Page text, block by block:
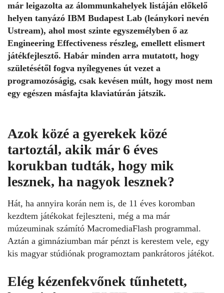
már leigazolta az álommunkahelyek listáján előkelő
helyen tanyázó IBM Budapest Lab (leánykori nevén
Ustream), ahol most szinte egyszemélyben ő az
Engineering Effectiveness részleg, emellett elismert
játékfejlesztő. Habár minden arra mutatott, hogy
születésétől fogva nyílegyenes út vezet a
programozóságig, csak kevésen múlt, hogy most nem
egy egészen másfajta klaviatúrán játszik.
Azok közé a gyerekek közé
tartoztál, akik már 6 éves
korukban tudták, hogy mik
lesznek, ha nagyok lesznek?
Hát, ha annyira korán nem is, de 11 éves koromban
kezdtem játékokat fejleszteni, még a ma már
múzeuminak számító MacromediaFlash programmal.
Aztán a gimnáziumban már pénzt is kerestem vele, egy
kis magyar stúdiónak programoztam pankrátoros játékot.
Elég kézenfekvőnek tűnhetett,